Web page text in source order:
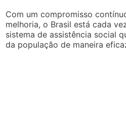
Com um compromisso
melhoria, o Brasil está cada
sistema de assistência social